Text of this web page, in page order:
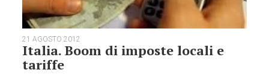
21 AGOSTO 2012
Italia. Boom di imposte locali e
tariffe